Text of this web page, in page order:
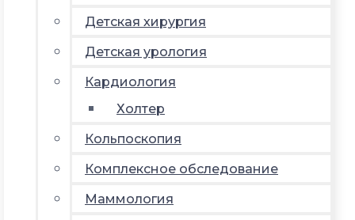
Детская хирургия
Детская урология
Кардиология
Холтер
Кольпоскопия
Комплексное обследование
Маммология